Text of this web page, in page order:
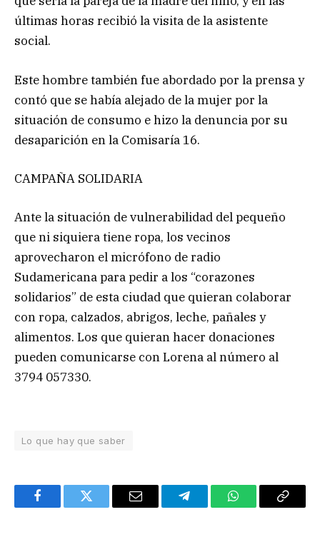
últimas horas recibió la visita de la asistente
social.
Este hombre también fue abordado por la prensa y
contó que se había alejado de la mujer por la
situación de consumo e hizo la denuncia por su
desaparición en la Comisaría 16.
CAMPAÑA SOLIDARIA
Ante la situación de vulnerabilidad del pequeño
que ni siquiera tiene ropa, los vecinos
aprovecharon el micrófono de radio
Sudamericana para pedir a los “corazones
solidarios” de esta ciudad que quieran colaborar
con ropa, calzados, abrigos, leche, pañales y
alimentos. Los que quieran hacer donaciones
pueden comunicarse con Lorena al número al
3794 057330.
Lo que hay que saber
FacebookTwitter Email TelegramWhatsAppCopy